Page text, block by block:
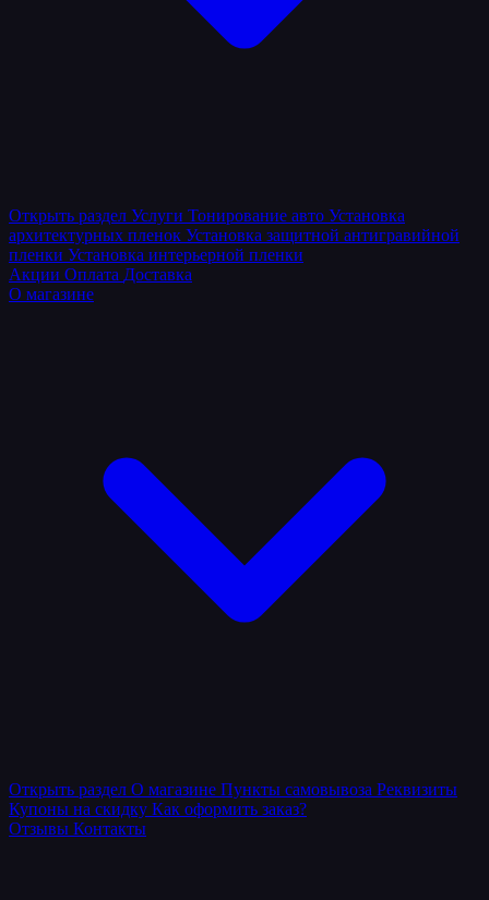
Открыть раздел Услуги Тонирование авто Установка
архитектурных пленок Установка защитной антигравийной
пленки Установка интерьерной пленки
Акции Оплата Доставка
О магазине
Открыть раздел О магазине Пункты самовывоза Реквизиты
Купоны на скидку Как оформить заказ?
Отзывы Контакты